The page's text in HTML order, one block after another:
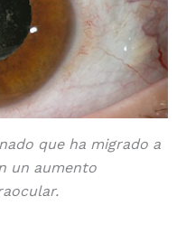
que ha migrado a
un aumento